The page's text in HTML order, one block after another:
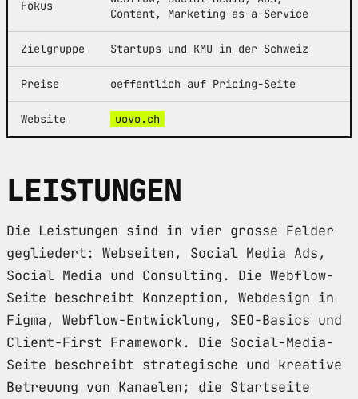
Fokus
Content, Marketing-as-a-Service
Zielgruppe Startups und KMU in der Schweiz
Preise oeffentlich auf Pricing-Seite
Website uovo.ch
LEISTUNGEN
Die Leistungen sind in vier grosse Felder
gegliedert: Webseiten, Social Media Ads,
Social Media und Consulting. Die Webflow-
Seite beschreibt Konzeption, Webdesign in
Figma, Webflow-Entwicklung, SEO-Basics und
Client-First Framework. Die Social-Media-
Seite beschreibt strategische und kreative
Betreuung von Kanaelen; die Startseite